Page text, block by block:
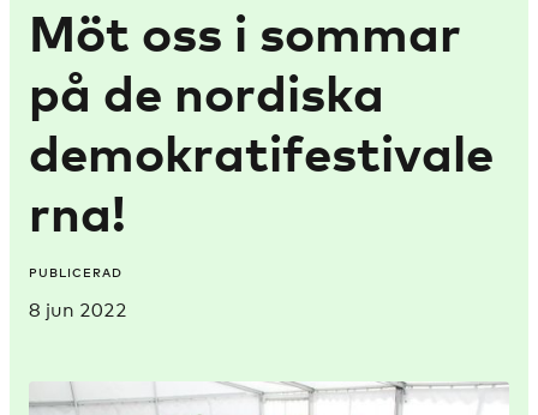
Möt oss i sommar
på de nordiska
demokratifestivale
rna!
PUBLICERAD
8 jun 2022